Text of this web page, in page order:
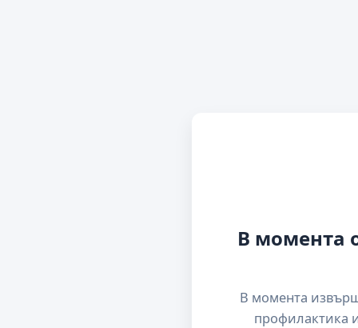
В момента
В момента
профилактика